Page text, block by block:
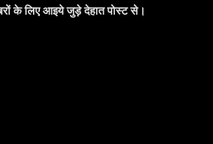
के लिए आइये जुड़े देहात पोस्ट से।